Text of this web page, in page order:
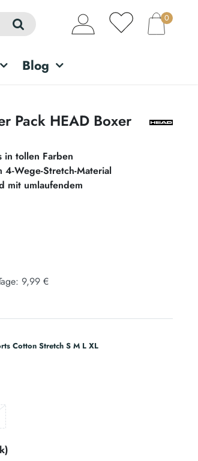
Blog
0
Pack HEAD Boxer
in tollen Farben
Wege-Stretch-Material
mit umlaufendem
9,99 €
Cotton Stretch S M L XL